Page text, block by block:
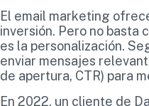
El email marketing
inversión. Pero no basta
es la personalización.
enviar mensajes
de apertura, CTR) para
En 2022, un cliente de